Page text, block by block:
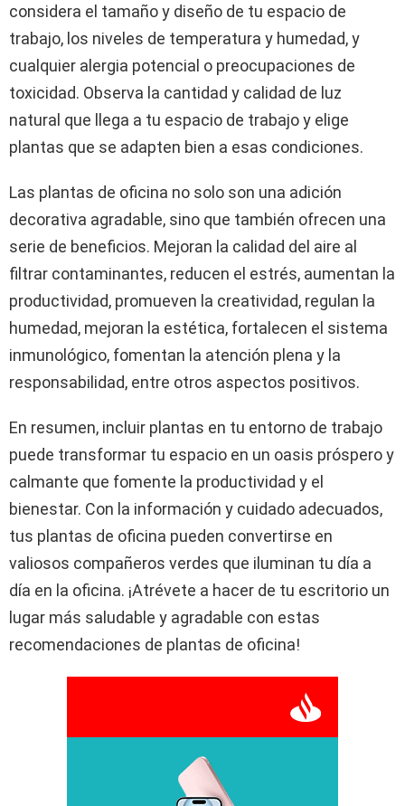
considera el tamaño y diseño de tu espacio de
trabajo, los niveles de temperatura y humedad, y
cualquier alergia potencial o preocupaciones de
toxicidad. Observa la cantidad y calidad de luz
natural que llega a tu espacio de trabajo y elige
plantas que se adapten bien a esas condiciones.
Las plantas de oficina no solo son una adición
decorativa agradable, sino que también ofrecen una
serie de beneficios. Mejoran la calidad del aire al
filtrar contaminantes, reducen el estrés, aumentan la
productividad, promueven la creatividad, regulan la
humedad, mejoran la estética, fortalecen el sistema
inmunológico, fomentan la atención plena y la
responsabilidad, entre otros aspectos positivos.
En resumen, incluir plantas en tu entorno de trabajo
puede transformar tu espacio en un oasis próspero y
calmante que fomente la productividad y el
bienestar. Con la información y cuidado adecuados,
tus plantas de oficina pueden convertirse en
valiosos compañeros verdes que iluminan tu día a
día en la oficina. ¡Atrévete a hacer de tu escritorio un
lugar más saludable y agradable con estas
recomendaciones de plantas de oficina!